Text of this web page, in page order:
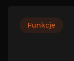
Funkcje